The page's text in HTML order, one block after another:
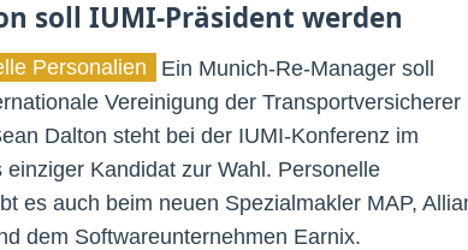
soll IUMI-Präsident werden
Personalien
Ein Munich-Re-Manager soll
Vereinigung der Transportversicherer
Dalton steht bei der IUMI-Konferenz im
einziger Kandidat zur Wahl. Personelle
es auch beim neuen Spezialmakler MAP,
dem Softwareunternehmen Earnix.